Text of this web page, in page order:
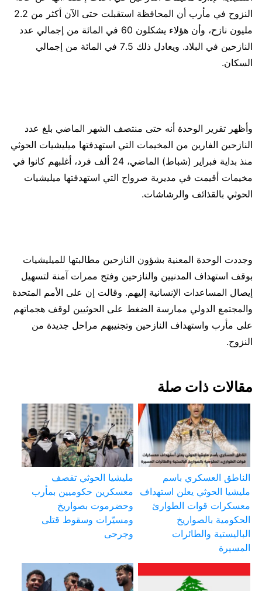
النزوح في مأرب أن المحافظة استقبلت حتى الآن أكثر من 2.2
مليون نازح، وأن هؤلاء يشكلون 60 في المائة من إجمالي عدد
النازحين في البلاد. ويعادل ذلك 7.5 في المائة من إجمالي
السكان.
وأظهر تقرير الوحدة أنه حتى منتصف الشهر الماضي بلغ عدد
النازحين الفارين من المخيمات التي استهدفتها ميليشيات الحوثي
منذ بداية فبراير (شباط) الماضي، 24 ألف فرد، أغلبهم كانوا في
مخيمات أقيمت في مديرية صرواح التي استهدفتها ميليشيات
الحوثي بالقذائف والرشاشات.
وجددت الوحدة المعنية بشؤون النازحين مطالبتها للميليشيات
بوقف استهداف المدنيين والنازحين وفتح ممرات آمنة لتسهيل
إيصال المساعدات الإنسانية إليهم. وقالت إن على الأمم المتحدة
والمجتمع الدولي ممارسة الضغط على الحوثيين لوقف هجماتهم
على مأرب واستهداف النازحين وتجنيبهم مراحل جديدة من
النزوح.
مقالات ذات صلة
الناطق العسكري باسم
مليشيا الحوثي يعلن استهداف
معسكرات قوات الطوارئ
الحكومية بالصواريخ
الباليستية والطائرات
المسيرة
مليشيا الحوثي تقصف
معسكرين حكوميين بمأرب
وحضرموت بصواريخ
ومسيّرات وسقوط قتلى
وجرحى